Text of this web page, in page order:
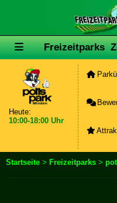
Freizeitparks
Heute:
10:00-18:00 Uhr
Startseite > Freizeitparks >